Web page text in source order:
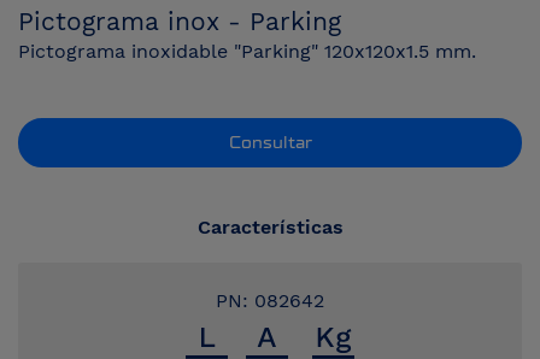
Pictograma inox - Parking
Pictograma inoxidable "Parking" 120x120x1.5 mm.
Consultar
Características
PN: 082642